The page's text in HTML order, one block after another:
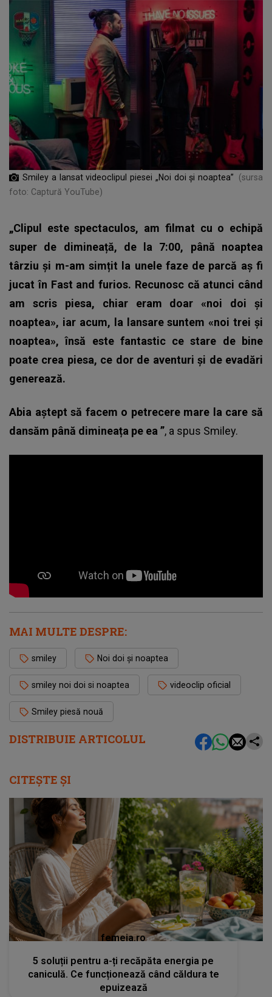
DISTRIBUIE ARTICOLUL
Smiley a lansat videoclipul piesei „Noi doi și noaptea”
(sursa
foto: Captură YouTube)
„Clipul este spectaculos, am filmat cu o echipă
super de dimineață, de la 7:00, până noaptea
târziu și m-am simțit la unele faze de parcă aș fi
jucat în Fast and furios. Recunosc că atunci când
am scris piesa, chiar eram doar «noi doi și
noaptea», iar acum, la lansare suntem «noi trei și
noaptea», însă este fantastic ce stare de bine
poate crea piesa, ce dor de aventuri și de evadări
generează.
Abia aștept să facem o petrecere mare la care să
dansăm până dimineața pe ea ”, a spus Smiley.
MAI MULTE DESPRE:
smiley Noi doi și noaptea
smiley noi doi si noaptea videoclip oficial
Smiley piesă nouă
CITEȘTE ȘI
femeia.ro
5 soluții pentru a-ți recăpăta energia pe
caniculă. Ce funcționează când căldura te
epuizează